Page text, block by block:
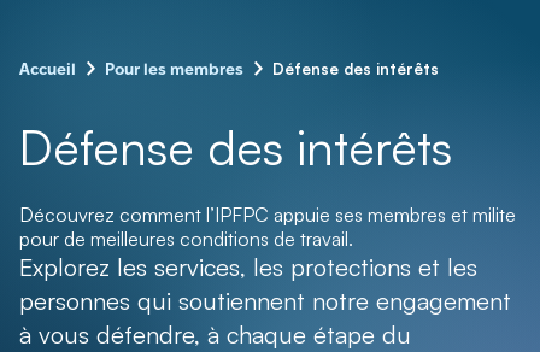
Accueil – Pour les membres – Défense des intérêts
Défense des intérêts
Découvrez comment l’IPFPC appuie ses membres et milite
pour de meilleures conditions de travail.
Explorez les services, les protections et les
personnes qui soutiennent notre engagement
à vous défendre, à chaque étape du